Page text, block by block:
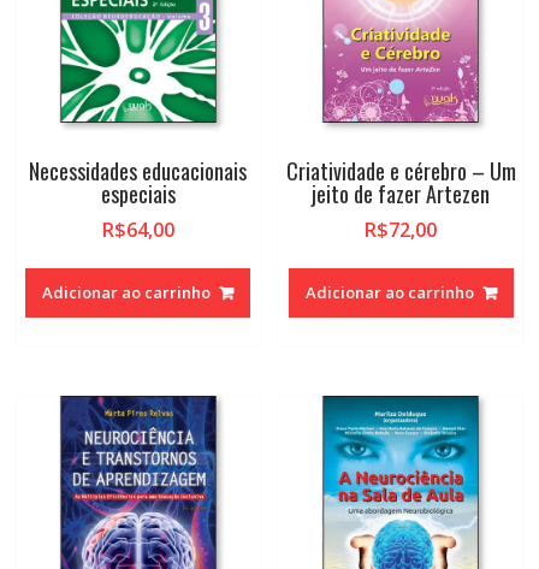
Necessidades educacionais
especiais
R$64,00
Adicionar ao carrinho
Criatividade e cérebro – Um
jeito de fazer Artezen
R$72,00
Adicionar ao carrinho